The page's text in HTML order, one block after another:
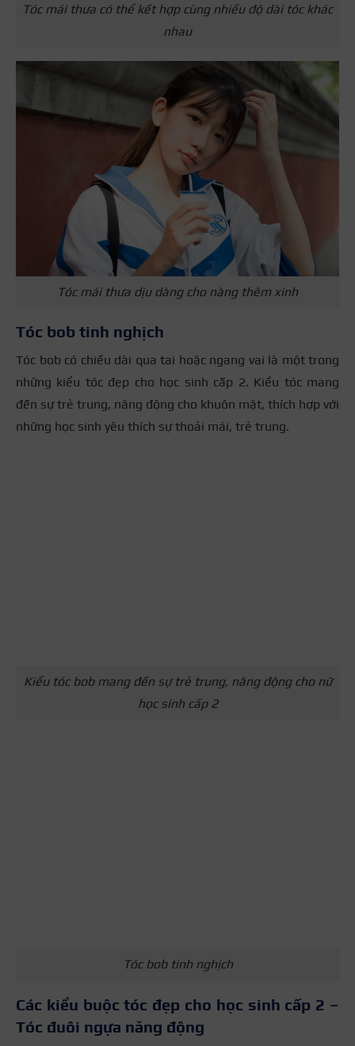
Tóc mái thưa có thể kết hợp cùng nhiều độ dài tóc khác
nhau
Tóc mái thưa dịu dàng cho nàng thêm xinh
Tóc bob tinh nghịch
Tóc bob có chiều dài qua tai hoặc ngang vai là một trong
những kiểu tóc đẹp cho học sinh cấp 2. Kiểu tóc mang
đến sự trẻ trung, năng động cho khuôn mặt, thích hợp với
những học sinh yêu thích sự thoải mái, trẻ trung.
Kiểu tóc bob mang đến sự trẻ trung, năng động cho nữ
học sinh cấp 2
Tóc bob tinh nghịch
Các kiểu buộc tóc đẹp cho học sinh cấp 2 –
Tóc đuôi ngựa năng động